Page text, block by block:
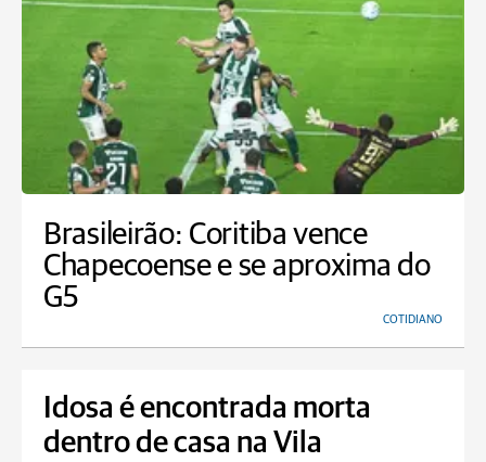
Brasileirão: Coritiba vence
Chapecoense e se aproxima do
G5
COTIDIANO
Idosa é encontrada morta
dentro de casa na Vila